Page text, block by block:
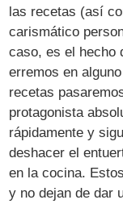
las recetas (así
carismático
caso, es el hecho
erremos en
recetas
protagonista
rápidamente y
deshacer el
en la cocina.
y no dejan de dar